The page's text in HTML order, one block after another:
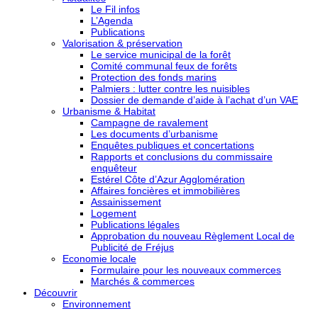
Le Fil infos
L’Agenda
Publications
Valorisation & préservation
Le service municipal de la forêt
Comité communal feux de forêts
Protection des fonds marins
Palmiers : lutter contre les nuisibles
Dossier de demande d’aide à l’achat d’un VAE
Urbanisme & Habitat
Campagne de ravalement
Les documents d’urbanisme
Enquêtes publiques et concertations
Rapports et conclusions du commissaire
enquêteur
Estérel Côte d’Azur Agglomération
Affaires foncières et immobilières
Assainissement
Logement
Publications légales
Approbation du nouveau Règlement Local de
Publicité de Fréjus
Economie locale
Formulaire pour les nouveaux commerces
Marchés & commerces
Découvrir
Environnement